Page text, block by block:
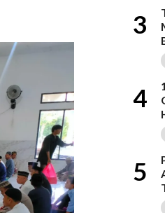
3
4
5